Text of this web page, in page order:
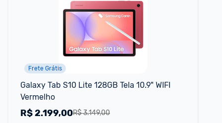
Frete Grátis
Galaxy Tab S10 Lite 128GB Tela 10.9" WIFI
Vermelho
R$ 3.149,00
R$2.199,00